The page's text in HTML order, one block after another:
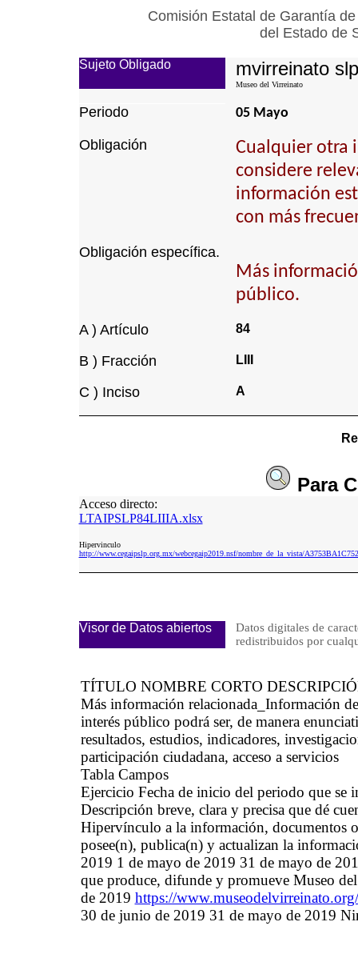
Comisión Estatal de Garantía
del Estado de
Sujeto Obligado mvirreinato slp
Museo del Virreinato
Periodo 05 Mayo
Obligación
Cualquier otra
considere
información
con más
Obligación específica.
Más
público.
A ) Artículo 84
B ) Fracción LIII
C ) Inciso A
Para
Acceso directo:
LTAIPSLP84LIIIA.xlsx
Hipervinculo
http://www.cegaipslp.org.mx/webcegaip2019.nsf/nombre_de_la_vista/
Visor de Datos abiertos
Datos digitales de
redistribuidos por
TÍTULO NOMBRE CORTO
Más información relacionada_Información
interés público podrá ser, de manera
resultados, estudios, indicadores,
participación ciudadana, acceso a servicios
Tabla Campos
Ejercicio Fecha de inicio del periodo que se
Descripción breve, clara y precisa que dé
Hipervínculo a la información, documentos
posee(n), publica(n) y actualizan la
2019 1 de mayo de 2019 31 de mayo de
que produce, difunde y promueve Museo
de 2019 https://
30 de junio de 2019 31 de mayo de 2019